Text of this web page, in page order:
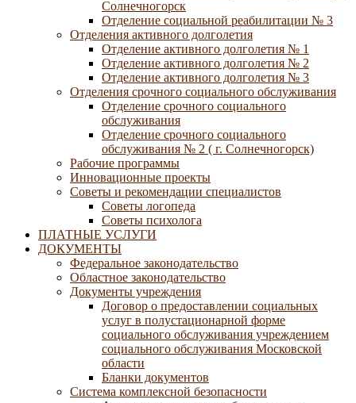
Солнечногорск
Отделение социальной реабилитации № 3
Отделения активного долголетия
Отделение активного долголетия № 1
Отделение активного долголетия № 2
Отделение активного долголетия № 3
Отделения срочного социального обслуживания
Отделение срочного социального
обслуживания
Отделение срочного социального
обслуживания № 2 ( г. Солнечногорск)
Рабочие программы
Инновационные проекты
Советы и рекомендации специалистов
Советы логопеда
Советы психолога
ПЛАТНЫЕ УСЛУГИ
ДОКУМЕНТЫ
Федеральное законодательство
Областное законодательство
Документы учреждения
Договор о предоставлении социальных
услуг в полустационарной форме
социального обслуживания учреждением
социального обслуживания Московской
области
Бланки документов
Система комплексной безопасности